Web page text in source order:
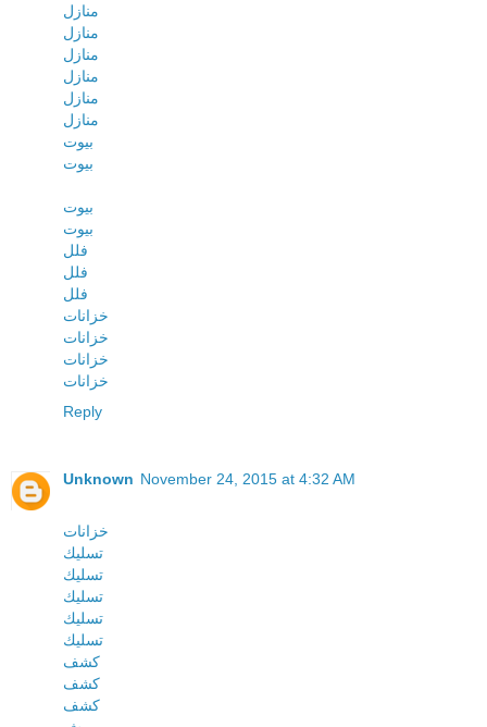
منازل
منازل
منازل
منازل
منازل
منازل
بيوت
بيوت
بيوت
بيوت
فلل
فلل
فلل
خزانات
خزانات
خزانات
خزانات
Reply
Unknown November 24, 2015 at 4:32 AM
خزانات
تسليك
تسليك
تسليك
تسليك
تسليك
كشف
كشف
كشف